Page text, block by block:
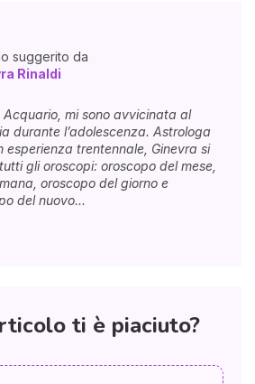
suggerito da
Rinaldi
mi sono avvicinata al
durante l’adolescenza. Astrologa
esperienza trentennale, Ginevra si
gli oroscopi: oroscopo del mese,
oroscopo del giorno e
del nuovo...
ti è piaciuto?